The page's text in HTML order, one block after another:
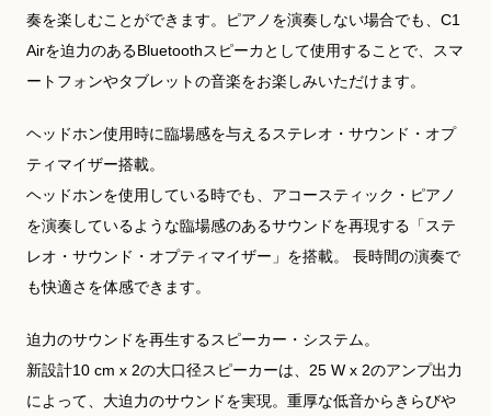
奏を楽しむことができます。ピアノを演奏しない場合でも、C1
Airを迫力のあるBluetoothスピーカとして使用することで、スマ
ートフォンやタブレットの音楽をお楽しみいただけます。
ヘッドホン使用時に臨場感を与えるステレオ・サウンド・オプ
ティマイザー搭載。
ヘッドホンを使用している時でも、アコースティック・ピアノ
を演奏しているような臨場感のあるサウンドを再現する「ステ
レオ・サウンド・オプティマイザー」を搭載。 長時間の演奏で
も快適さを体感できます。
迫力のサウンドを再生するスピーカー・システム。
新設計10 cm x 2の大口径スピーカーは、25 W x 2のアンプ出力
によって、大迫力のサウンドを実現。重厚な低音からきらびや